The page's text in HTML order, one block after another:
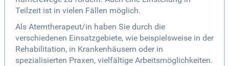
Teilzeit ist in vielen Fällen möglich.
Als Atemtherapeut/in haben Sie durch die
verschiedenen Einsatzgebiete, wie beispielsweise in der
Rehabilitation, in Krankenhäusern oder in
spezialisierten Praxen, vielfältige Arbeitsmöglichkeiten.